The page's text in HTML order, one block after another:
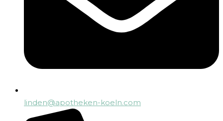
linden@apotheken-koeln.com